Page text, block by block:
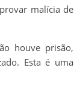
malícia de
houve prisão,
Esta é uma